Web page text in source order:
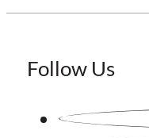
Follow Us